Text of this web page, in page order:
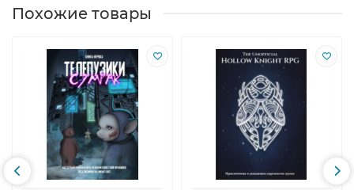
Похожие товары